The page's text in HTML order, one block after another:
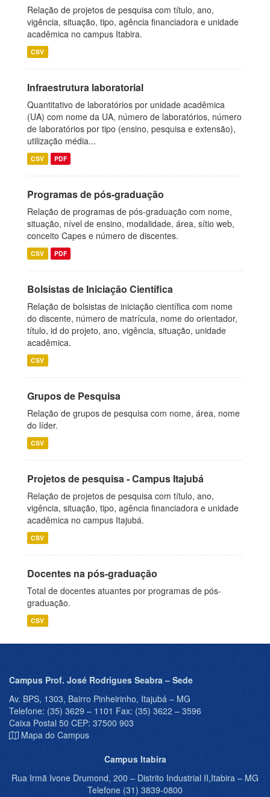
Relação de projetos de pesquisa com título, ano,
vigência, situação, tipo, agência financiadora e unidade
acadêmica no campus Itabira.
CSV
Infraestrutura laboratorial
Quantitativo de laboratórios por unidade acadêmica
(UA) com nome da UA, número de laboratórios, número
de laboratórios por tipo (ensino, pesquisa e extensão),
utilização média...
CSV PDF
Programas de pós-graduação
Relação de programas de pós-graduação com nome,
situação, nível de ensino, modalidade, área, sítio web,
conceito Capes e número de discentes.
CSV PDF
Bolsistas de Iniciação Científica
Relação de bolsistas de iniciação científica com nome
do discente, número de matrícula, nome do orientador,
título, id do projeto, ano, vigência, situação, unidade
acadêmica.
CSV
Grupos de Pesquisa
Relação de grupos de pesquisa com nome, área, nome
do líder.
CSV
Projetos de pesquisa - Campus Itajubá
Relação de projetos de pesquisa com título, ano,
vigência, situação, tipo, agência financiadora e unidade
acadêmica no campus Itajubá.
CSV
Docentes na pós-graduação
Total de docentes atuantes por programas de pós-
graduação.
CSV
Campus Prof. José Rodrigues Seabra – Sede
Av. BPS, 1303, Bairro Pinheirinho, Itajubá – MG
Telefone: (35) 3629 – 1101 Fax: (35) 3622 – 3596
Caixa Postal 50 CEP: 37500 903
Mapa do Campus
Campus Itabira
Rua Irmã Ivone Drumond, 200 – Distrito Industrial II,Itabira – MG
Telefone (31) 3839-0800